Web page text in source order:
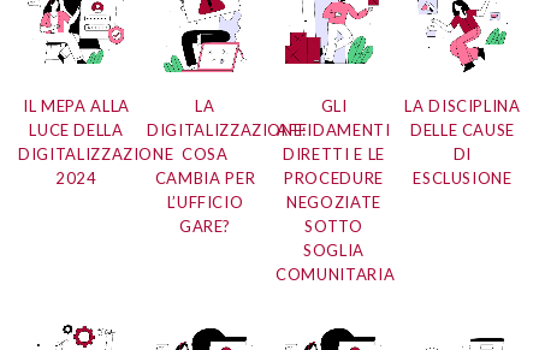
IL MEPA ALLA
LUCE DELLA
DIGITALIZZAZIONE
2024
LA
DIGITALIZZAZIONE:
COSA
CAMBIA PER
L’UFFICIO
GARE?
GLI
AFFIDAMENTI
DIRETTI E LE
PROCEDURE
NEGOZIATE
SOTTO
SOGLIA
COMUNITARIA
LA DISCIPLINA
DELLE CAUSE
DI
ESCLUSIONE